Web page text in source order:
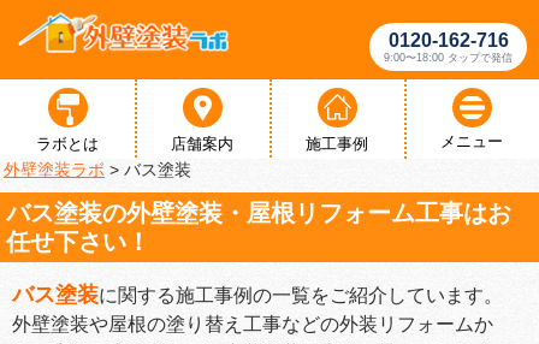
0120-162-716
9:00〜18:00 タップで発信
ラボとは 店舗案内 施工事例 メニュー
外壁塗装ラボ > バス塗装
バス塗装の外壁塗装・屋根リフォーム工事はお
任せ下さい！
バス塗装に関する施工事例の一覧をご紹介しています。
外壁塗装や屋根の塗り替え工事などの外装リフォームか